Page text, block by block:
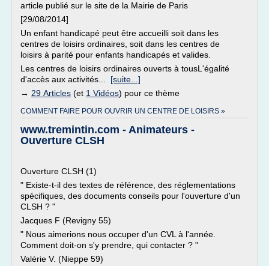
article publié sur le site de la Mairie de Paris
[29/08/2014]
Un enfant handicapé peut être accueilli soit dans les
centres de loisirs ordinaires, soit dans les centres de
loisirs à parité pour enfants handicapés et valides.
Les centres de loisirs ordinaires ouverts à tousL'égalité
d'accès aux activités... [suite...]
→ 29 Articles (et 1 Vidéos) pour ce thème
COMMENT FAIRE POUR OUVRIR UN CENTRE DE LOISIRS »
www.tremintin.com - Animateurs -
Ouverture CLSH
Ouverture CLSH (1)
" Existe-t-il des textes de référence, des réglementations
spécifiques, des documents conseils pour l'ouverture d'un
CLSH ? "
Jacques F (Revigny 55)
" Nous aimerions nous occuper d'un CVL à l'année.
Comment doit-on s'y prendre, qui contacter ? "
Valérie V. (Nieppe 59)